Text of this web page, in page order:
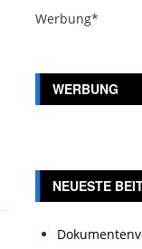
Werbung*
WERBUNG
NEUESTE